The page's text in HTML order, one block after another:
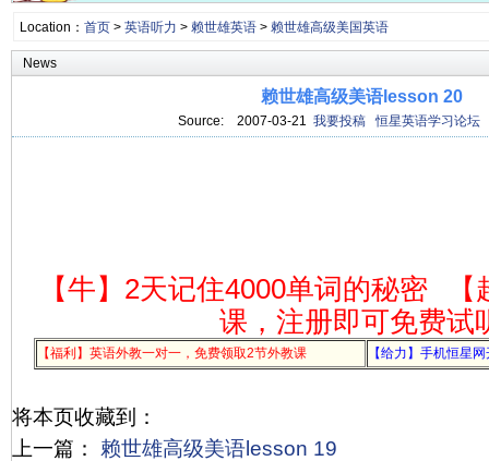
Location： 首页> 英语听力 > 赖世雄英语> 赖世雄高级美国英语
News
赖世雄高级美语lesson 20
Source: 2007-03-21 我要投稿 恒星英语学习论坛
【牛】2天记住4000单词的秘密
课，注册即可免费试
【福利】英语外教一对一，免费领取2节外教课 【给力】手机恒星
将本页收藏到：
上一篇：
赖世雄高级美语lesson 19